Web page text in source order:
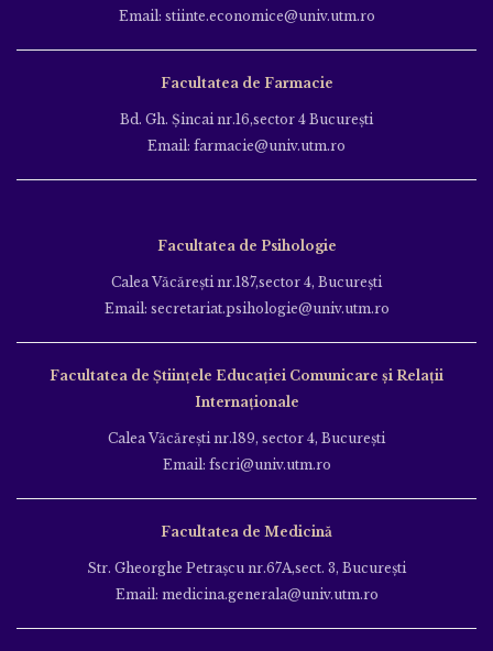
Email: stiinte.economice@univ.utm.ro
Facultatea de Farmacie
Bd. Gh. Şincai nr.16,sector 4 Bucureşti
Email: farmacie@univ.utm.ro
Facultatea de Psihologie
Calea Văcăreşti nr.187,sector 4, Bucureşti
Email: secretariat.psihologie@univ.utm.ro
Facultatea de Ştiinţele Educației Comunicare și Relații
Internaționale
Calea Văcăreşti nr.189, sector 4, Bucureşti
Email: fscri@univ.utm.ro
Facultatea de Medicină
Str. Gheorghe Petraşcu nr.67A,sect. 3, Bucureşti
Email: medicina.generala@univ.utm.ro